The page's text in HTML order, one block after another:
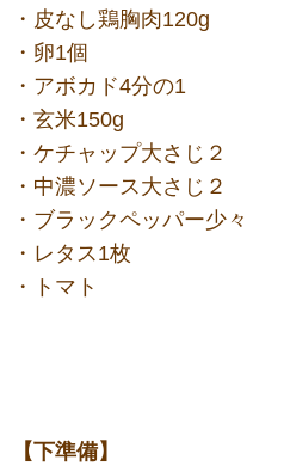
・皮なし鶏胸肉120g
・卵1個
・アボカド4分の1
・玄米150g
・ケチャップ大さじ２
・中濃ソース大さじ２
・ブラックペッパー少々
・レタス1枚
・トマト
【下準備】